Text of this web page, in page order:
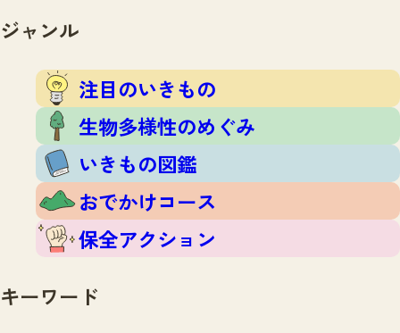
注目のいきもの
いきもの図鑑
おでかけコース
保全アクション
調査レポート
調査レポートTOP
調査結果
ふくおかいきものマップ
マッチング
マッチングTOP
掲載申し込みフォーム
お問合せ
ジャンル
注目のいきもの
生物多様性のめぐみ
いきもの図鑑
おでかけコース
保全アクション
キーワード